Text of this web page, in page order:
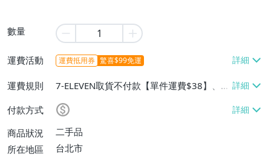
數量
運費活動 運費抵用券 驚喜$99免運
運費規則
7-ELEVEN取貨不付款【單件運費$38】、面
付款方式
商品狀況
二手品
所在地區
台北市